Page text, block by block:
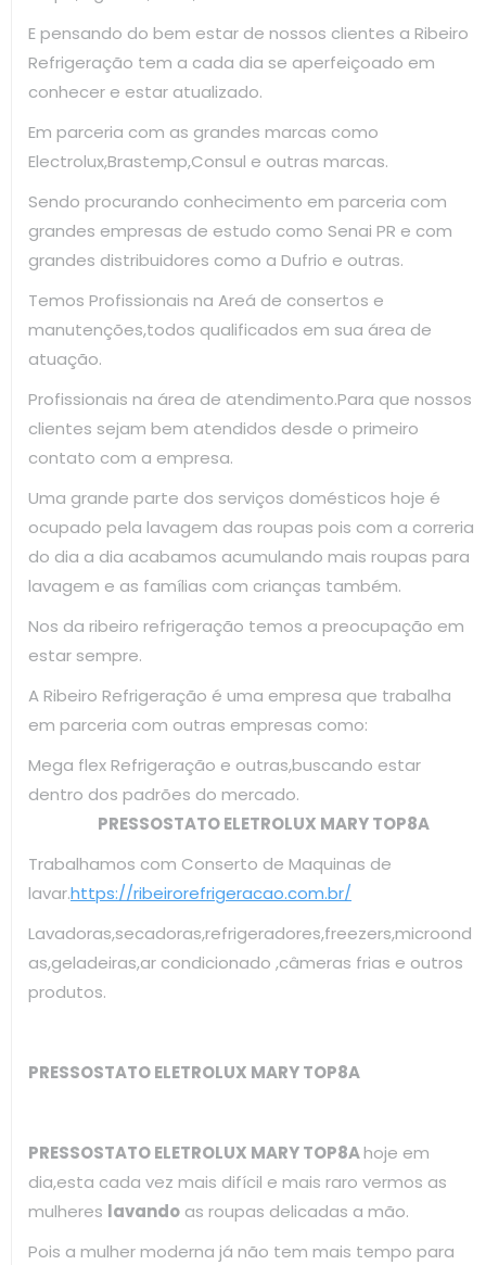
E pensando do bem estar de nossos clientes a Ribeiro
Refrigeração tem a cada dia se aperfeiçoado em
conhecer e estar atualizado.
Em parceria com as grandes marcas como
Electrolux,Brastemp,Consul e outras marcas.
Sendo procurando conhecimento em parceria com
grandes empresas de estudo como Senai PR e com
grandes distribuidores como a Dufrio e outras.
Temos Profissionais na Areá de consertos e
manutenções,todos qualificados em sua área de
atuação.
Profissionais na área de atendimento.Para que nossos
clientes sejam bem atendidos desde o primeiro
contato com a empresa.
Uma grande parte dos serviços domésticos hoje é
ocupado pela lavagem das roupas pois com a correria
do dia a dia acabamos acumulando mais roupas para
lavagem e as famílias com crianças também.
Nos da ribeiro refrigeração temos a preocupação em
estar sempre.
A Ribeiro Refrigeração é uma empresa que trabalha
em parceria com outras empresas como:
Mega flex Refrigeração e outras,buscando estar
dentro dos padrões do mercado.
PRESSOSTATO ELETROLUX MARY TOP8A
Trabalhamos com Conserto de Maquinas de
lavar.https://ribeirorefrigeracao.com.br/
Lavadoras,secadoras,refrigeradores,freezers,microond
as,geladeiras,ar condicionado ,câmeras frias e outros
produtos.
PRESSOSTATO ELETROLUX MARY TOP8A
PRESSOSTATO ELETROLUX MARY TOP8Ahoje em
dia,esta cada vez mais difícil e mais raro vermos as
mulheres lavando as roupas delicadas a mão.
Pois a mulher moderna já não tem mais tempo para